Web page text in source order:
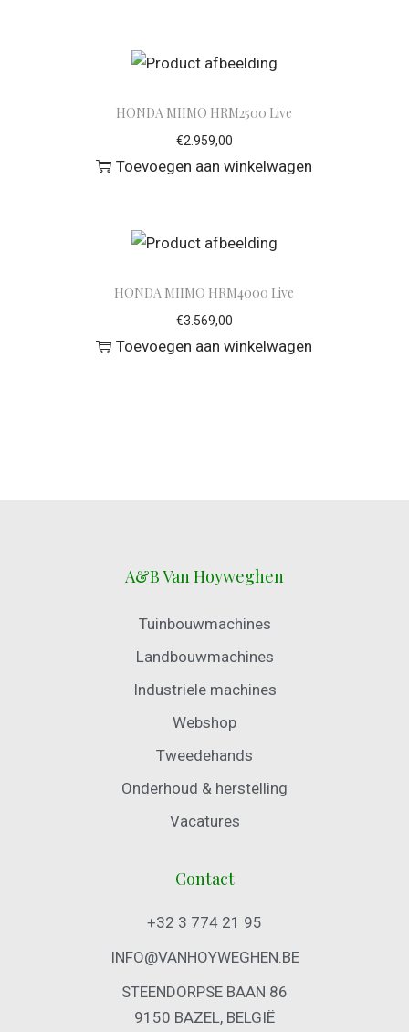
HONDA MIIMO HRM2500 Live
€2.959,00
Toevoegen aan winkelwagen
HONDA MIIMO HRM4000 Live
€3.569,00
Toevoegen aan winkelwagen
A&B Van Hoyweghen
Tuinbouwmachines
Landbouwmachines
Industriele machines
Webshop
Tweedehands
Onderhoud & herstelling
Vacatures
Contact
+32 3 774 21 95
INFO@VANHOYWEGHEN.BE
STEENDORPSE BAAN 86
9150 BAZEL, BELGIË